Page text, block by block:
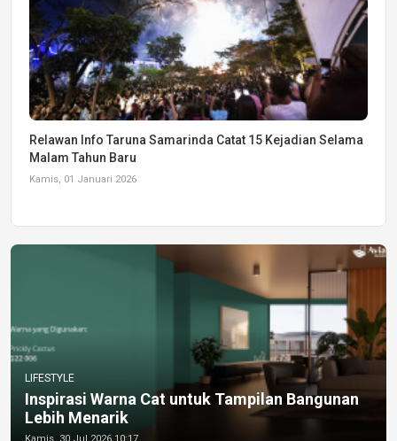
Relawan Info Taruna Samarinda Catat 15 Kejadian Selama
Malam Tahun Baru
Kamis, 01 Januari 2026
LIFESTYLE
Inspirasi Warna Cat untuk Tampilan Bangunan
Lebih Menarik